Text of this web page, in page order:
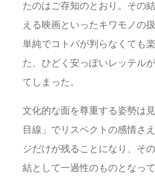
たのはご存知のとおり。その
える映画といったキワモノの
単純でコトバが判らなくても
た、ひどく安っぽいレッテル
てしまった。
文化的な面を尊重する姿勢は
目線」でリスペクトの感情さ
ジだけが残ることになり、そ
結として一過性のものとなっ